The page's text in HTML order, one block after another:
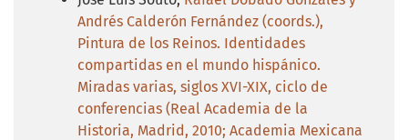
Andrés Calderón Fernández (coords.),
Pintura de los Reinos. Identidades
compartidas en el mundo hispánico.
Miradas varias, siglos XVI-XIX, ciclo de
conferencias (Real Academia de la
Historia, Madrid, 2010; Academia Mexicana